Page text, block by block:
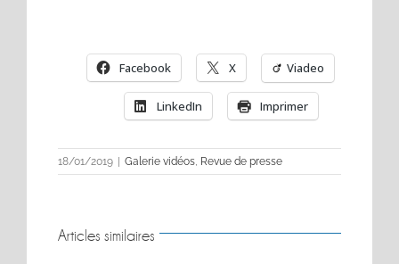
Facebook X Viadeo
LinkedIn Imprimer
18/01/2019 | Galerie vidéos Revue de presse
Articles similaires